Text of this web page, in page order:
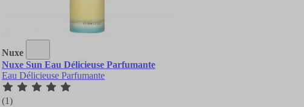
Nuxe
Nuxe Sun Eau Délicieuse Parfumante
Eau Délicieuse Parfumante
(1)